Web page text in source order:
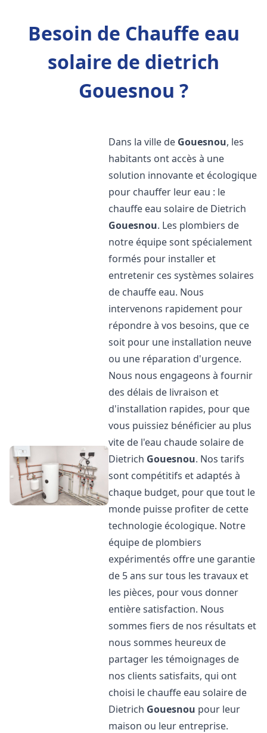
Besoin de Chauffe eau
solaire de dietrich
Gouesnou ?
Dans la ville de Gouesnou, les
habitants ont accès à une
solution innovante et écologique
pour chauffer leur eau : le
chauffe eau solaire de Dietrich
Gouesnou. Les plombiers de
notre équipe sont spécialement
formés pour installer et
entretenir ces systèmes solaires
de chauffe eau. Nous
intervenons rapidement pour
répondre à vos besoins, que ce
soit pour une installation neuve
ou une réparation d'urgence.
Nous nous engageons à fournir
des délais de livraison et
d'installation rapides, pour que
vous puissiez bénéficier au plus
vite de l'eau chaude solaire de
Dietrich Gouesnou. Nos tarifs
sont compétitifs et adaptés à
chaque budget, pour que tout le
monde puisse profiter de cette
technologie écologique. Notre
équipe de plombiers
expérimentés offre une garantie
de 5 ans sur tous les travaux et
les pièces, pour vous donner
entière satisfaction. Nous
sommes fiers de nos résultats et
nous sommes heureux de
partager les témoignages de
nos clients satisfaits, qui ont
choisi le chauffe eau solaire de
Dietrich Gouesnou pour leur
maison ou leur entreprise.